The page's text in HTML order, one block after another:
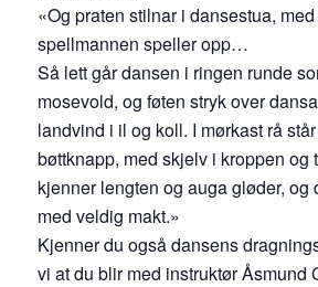
«Og praten stilnar i dansestua,
spellmannen speller opp…
Så lett går dansen i ringen runde
mosevold, og føten stryk over
landvind i il og koll. I mørkast rå
bøttknapp, med skjelv i kroppen og
kjenner lengten og auga gløder, og
med veldig makt.»
Kjenner du også dansens
vi at du blir med instruktør Åsmund